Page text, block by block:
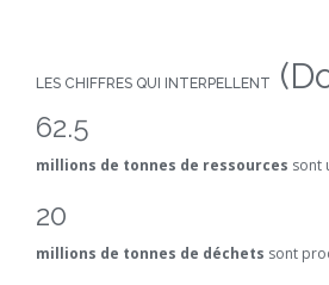
LES CHIFFRES QUI INTERPELLENT
62.5
millions de tonnes de ressources sont
20
millions de tonnes de déchets sont